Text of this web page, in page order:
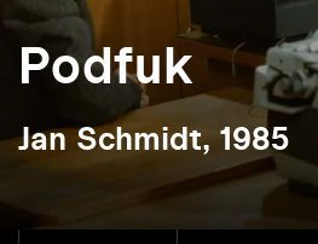
Podfuk
Jan Schmidt, 1985